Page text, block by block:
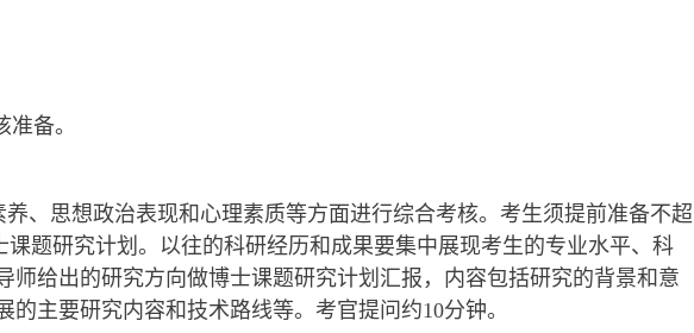
备。
、思想政治表现和心理素质等方面进行综合考核。考生须提前准备不超
题研究计划。以往的科研经历和成果要集中展现考生的专业水平、科
师给出的研究方向做博士课题研究计划汇报，内容包括研究的背景和意
的主要研究内容和技术路线等。考官提问约10分钟。